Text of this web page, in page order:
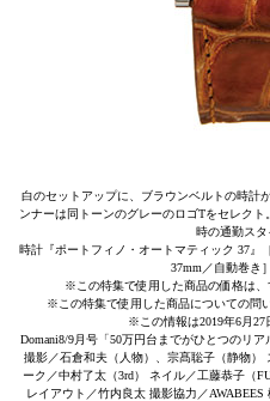
白のセットアップに、ブラウンベルトの時計
ンナーは同トーンのグレーのロゴTをセレク
時の通勤スタ
時計『ポートフィノ・オートマティック 37』
37mm／自動巻き
※この特集で使用した商品の価格は、
※この特集で使用した商品についての問
※この情報は2019年6月27
Domani8/9月号「50万円台までがひとつのリ
撮影／石倉和夫（人物）、宗髙聡子（静物）
ーク／中村了太（3rd） ネイル／工藤恭子（
レイアウト／竹内良太 撮影協力／